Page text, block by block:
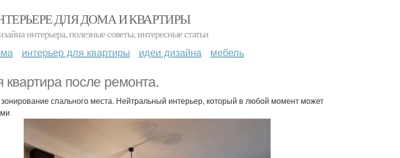
ДЛЯ ДОМА И КВАРТИРЫ
интерьера, полезные советы, интересные статьи
интерьер для квартиры идеи дизайна мебель
после ремонта.
спального места. Нейтральный интерьер, который в любой момент может